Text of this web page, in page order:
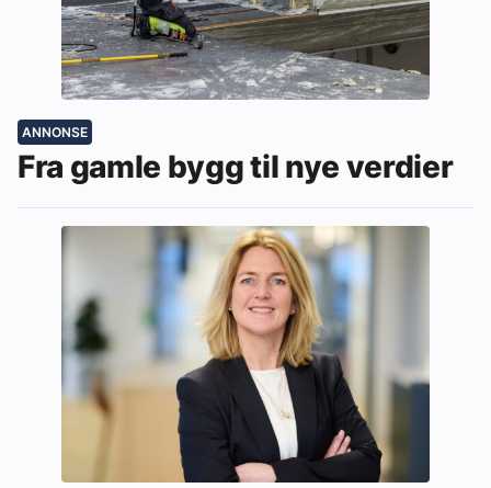
ANNONSE
Fra gamle bygg til nye verdier